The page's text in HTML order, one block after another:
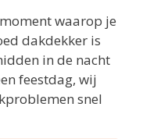
waarop je
dakdekker is
in de nacht
feestdag, wij
snel